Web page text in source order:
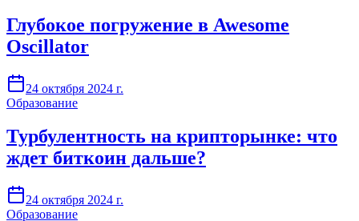
Глубокое погружение в Awesome
Oscillator
24 октября 2024 г.
Образование
Турбулентность на крипторынке: что
ждет биткоин дальше?
24 октября 2024 г.
Образование